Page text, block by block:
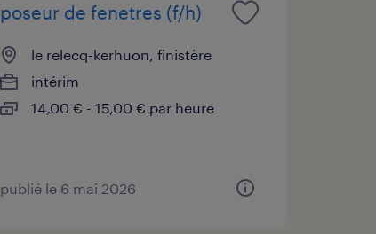
poseur de fenetres (f/h)
le relecq-kerhuon, finistère
intérim
14,00 € - 15,00 € par heure
publié le 6 mai 2026